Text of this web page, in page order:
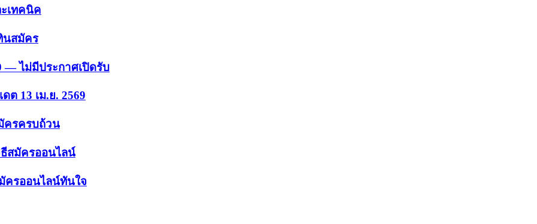
เทคนิค
นสมัคร
— ไม่มีประกาศเปิดรับ
ต 13 เม.ย. 2569
ครครบถ้วน
สมัครออนไลน์
ครออนไลน์ทันใจ